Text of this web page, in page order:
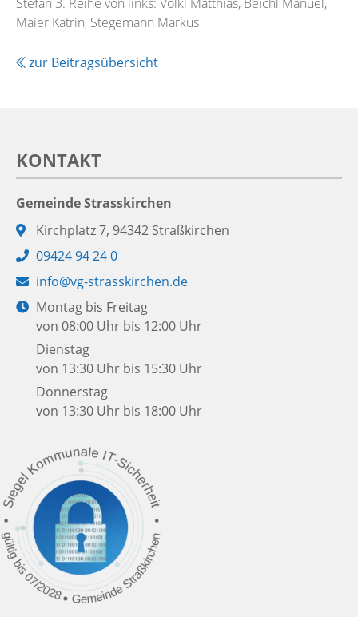
Maier Katrin, Stegemann Markus
zur Beitragsübersicht
KONTAKT
Gemeinde Strasskirchen
Adresse:
Kirchplatz 7, 94342 Straßkirchen
Telefon:
09424 94 24 0
E-
Mail:
info@vg-strasskirchen.de
Öffnungszeiten:
Montag bis Freitag
von 08:00 Uhr bis 12:00 Uhr
Dienstag
von 13:30 Uhr bis 15:30 Uhr
Donnerstag
von 13:30 Uhr bis 18:00 Uhr